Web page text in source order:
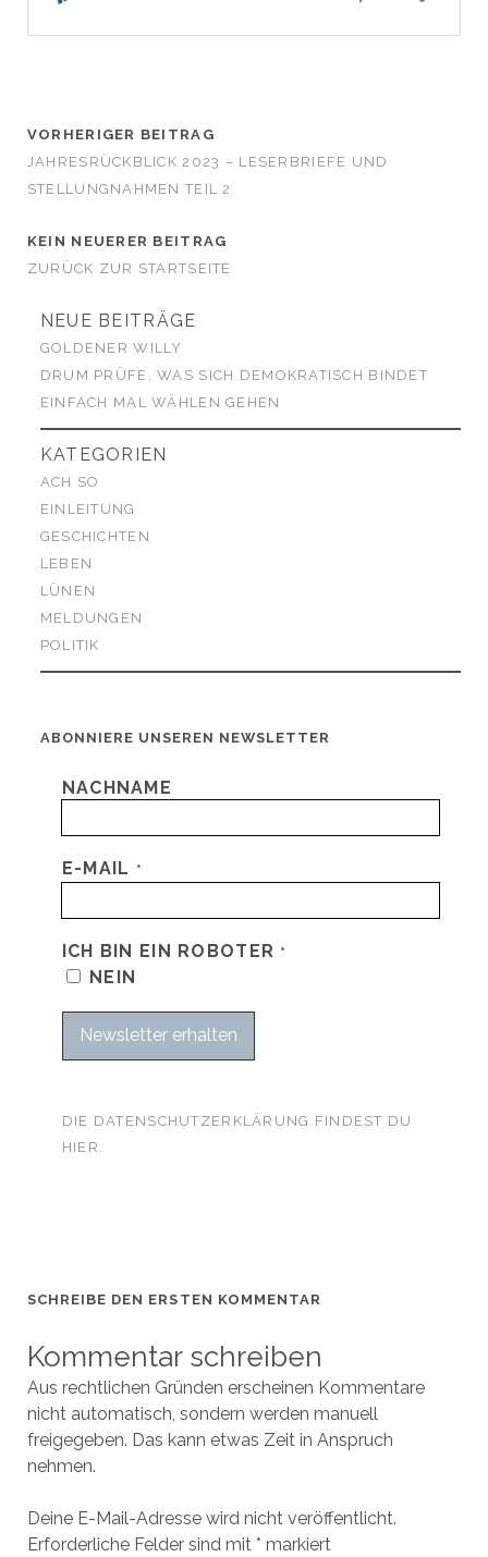
VORHERIGER BEITRAG
JAHRESRÜCKBLICK 2023 – LESERBRIEFE UND
STELLUNGNAHMEN TEIL 2
KEIN NEUERER BEITRAG
ZURÜCK ZUR STARTSEITE
NEUE BEITRÄGE
GOLDENER WILLY
DRUM PRÜFE, WAS SICH DEMOKRATISCH BINDET
EINFACH MAL WÄHLEN GEHEN
KATEGORIEN
ACH SO
EINLEITUNG
GESCHICHTEN
LEBEN
LÜNEN
MELDUNGEN
POLITIK
ABONNIERE UNSEREN NEWSLETTER
NACHNAME
E-MAIL *
ICH BIN EIN ROBOTER *
NEIN
DIE DATENSCHUTZERKLÄRUNG FINDEST DU
HIER.
SCHREIBE DEN ERSTEN KOMMENTAR
Kommentar schreiben
Aus rechtlichen Gründen erscheinen Kommentare
nicht automatisch, sondern werden manuell
freigegeben. Das kann etwas Zeit in Anspruch
nehmen.
Deine E-Mail-Adresse wird nicht veröffentlicht.
Erforderliche Felder sind mit * markiert